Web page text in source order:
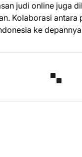
judi online juga
Kolaborasi
ke